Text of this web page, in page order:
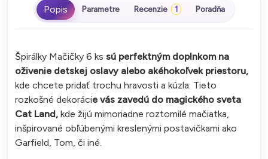
Parametre Recenzie 1 Poradňa
Špirálky Mačičky 6 ks sú perfektným doplnkom na
oživenie detskej oslavy alebo akéhokoľvek priestoru,
kde chcete pridať trochu hravosti a kúzla. Tieto
rozkošné dekorácie vás zavedú do magického sveta
Cat Land, kde žijú mimoriadne roztomilé mačiatka,
inšpirované obľúbenými kreslenými postavičkami ako
Garfield, Tom, či iné.